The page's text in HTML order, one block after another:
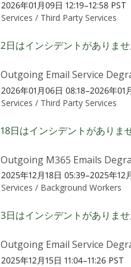
2026年01月09日 12:19–12:58 PST
Services / Third Party Services
2日はインシデントがありま
Outgoing Email Service
2026年01月06日 08:18–2026年01
Services / Third Party Services
18日はインシデントがありま
Outgoing M365 Emails
2025年12月18日 05:39–2025年12
Services / Background Workers
3日はインシデントがありま
Outgoing Email Service
2025年12月15日 11:04–11:26 PST